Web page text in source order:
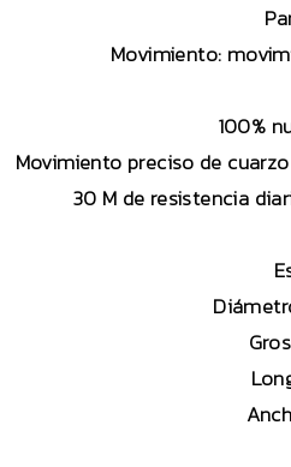
Movimiento:
100%
Movimiento preciso de
30 M de resistencia